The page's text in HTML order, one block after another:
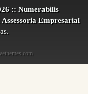
:: Numerabilis
Empresarial